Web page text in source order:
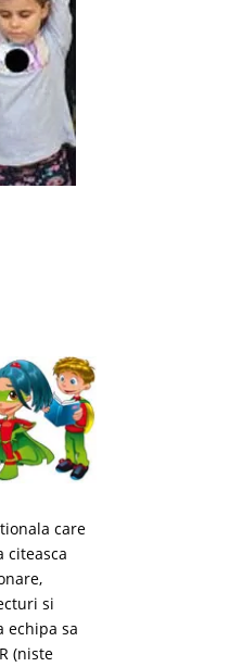
care
citeasca
si
echipa sa
(niste